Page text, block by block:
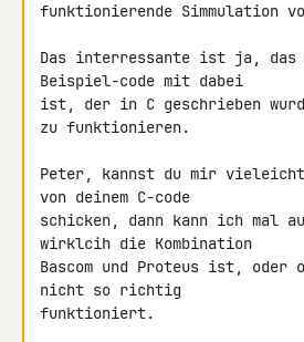
funktionierende Simmulation
Das interressante ist ja, das
Beispiel-code mit dabei
ist, der in C geschrieben
zu funktionieren.
Peter, kannst du mir
von deinem C-code
schicken, dann kann ich mal
wirklcih die Kombination
Bascom und Proteus ist, oder
nicht so richtig
funktioniert.